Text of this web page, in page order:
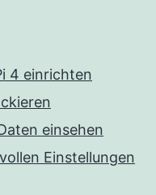
4 einrichten
einsehen
Einstellungen